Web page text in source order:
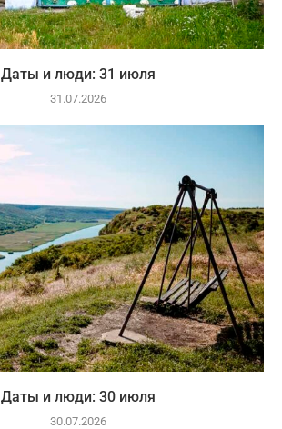
Даты и люди: 31 июля
31.07.2026
Даты и люди: 30 июля
30.07.2026